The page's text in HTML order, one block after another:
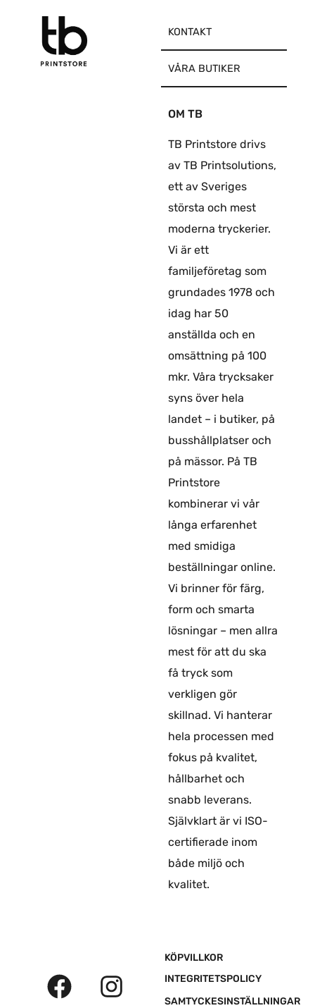
KONTAKT
VÅRA BUTIKER
OM TB
TB Printstore drivs
av TB Printsolutions,
ett av Sveriges
största och mest
moderna tryckerier.
Vi är ett
familjeföretag som
grundades 1978 och
idag har 50
anställda och en
omsättning på 100
mkr. Våra trycksaker
syns över hela
landet – i butiker, på
busshållplatser och
på mässor. På TB
Printstore
kombinerar vi vår
långa erfarenhet
med smidiga
beställningar online.
Vi brinner för färg,
form och smarta
lösningar – men allra
mest för att du ska
få tryck som
verkligen gör
skillnad. Vi hanterar
hela processen med
fokus på kvalitet,
hållbarhet och
snabb leverans.
Självklart är vi ISO-
certifierade inom
både miljö och
kvalitet.
KÖPVILLKOR
INTEGRITETSPOLICY
SAMTYCKESINSTÄLLNINGAR
a
n
i